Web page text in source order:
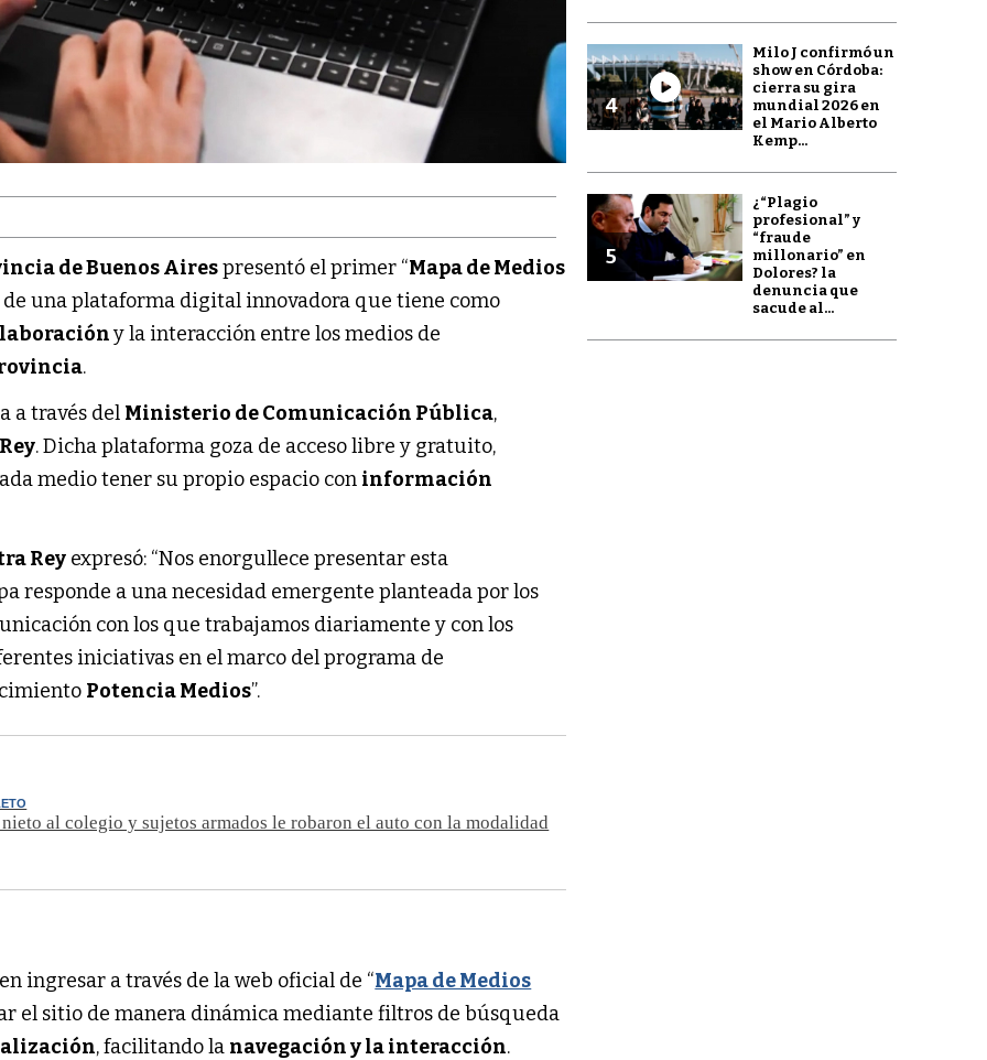
de Buenos Airespresentó el primer “Mapa de Medios
de una plataforma digital innovadora que tiene como
y la interacción entre los medios de
.
a través del Ministerio de Comunicación Pública,
. Dicha plataforma goza de acceso libre y gratuito,
medio tener su propio espacio con información
Rey expresó: “Nos enorgullece presentar esta
responde a una necesidad emergente planteada por los
con los que trabajamos diariamente y con los
iniciativas en el marco del programa de
Potencia Medios”.
al colegio y sujetos armados le robaron el auto con la modalidad
ingresar a través de la web oficial de “Mapa de Medios
el sitio de manera dinámica mediante filtros de búsqueda
, facilitando la navegación y la interacción.
4
Milo J confirmó un
show en Córdoba:
cierra su gira
mundial 2026 en
el Mario Alberto
Kemp...
5
¿“Plagio
profesional” y
“fraude
millonario” en
Dolores? la
denuncia que
sacude al...